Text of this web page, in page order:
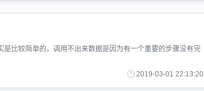
比较简单的，调用不出来数据是因为有一个重要的步骤没有完
2019-03-01 22:13:20